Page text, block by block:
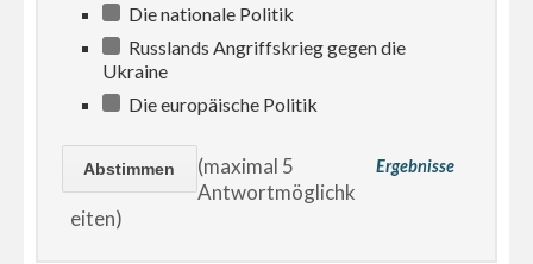
Die nationale Politik
Russlands Angriffskrieg gegen die
Ukraine
Die europäische Politik
Ergebnisse
(maximal 5
Antwortmöglichk
eiten)